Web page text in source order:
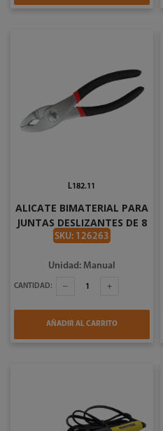
ALICATE BIMATERIAL PARA
JUNTAS DESLIZANTES DE 8
PLG CRAFTSMAN
SKU: 126263
L182.11
Unidad: Manual
CANTIDAD:
AÑADIR AL CARRITO